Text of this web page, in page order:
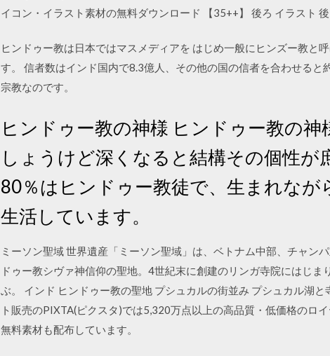
イコン・イラスト素材の無料ダウンロード 【35++】 後ろ イラスト
ヒンドゥー教は日本ではマスメディアを はじめ一般にヒンズー教と
す。 信者数はインド国内で8.3億人、その他の国の信者を合わせる
宗教なのです。
ヒンドゥー教の神様 ヒンドゥー教の
しょうけど深くなると結構その個性
80％はヒンドゥー教徒で、生まれな
生活しています。
ミーソン聖域 世界遺産「ミーソン聖域」は、ベトナム中部、チャン
ドゥー教シヴァ神信仰の聖地。4世紀末に創建のリンガ寺院にはじ
ぶ。 インド ヒンドゥー教の聖地 プシュカルの街並み プシュカル湖
ト販売のPIXTA(ピクスタ)では5,320万点以上の高品質・低価格のロ
無料素材も配布しています。